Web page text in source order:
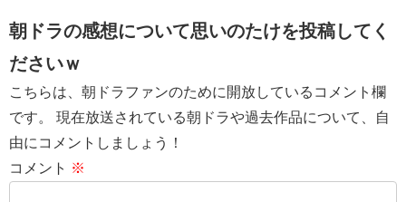
朝ドラの感想について思いのたけを投稿してく
ださいｗ
こちらは、朝ドラファンのために開放しているコメント欄
です。 現在放送されている朝ドラや過去作品について、自
由にコメントしましょう！
コメント ※